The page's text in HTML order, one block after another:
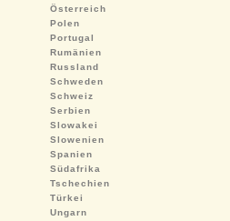
Österreich
Polen
Portugal
Rumänien
Russland
Schweden
Schweiz
Serbien
Slowakei
Slowenien
Spanien
Südafrika
Tschechien
Türkei
Ungarn